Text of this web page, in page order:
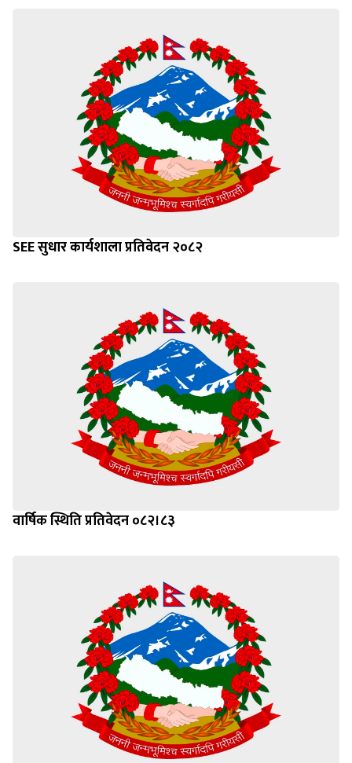
SEE सुधार कार्यशाला प्रतिवेदन २०८२
वार्षिक स्थिति प्रतिवेदन ०८२।८३